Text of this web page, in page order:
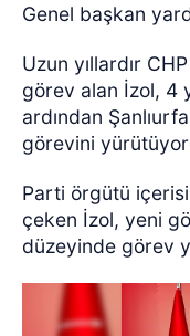
Genel başkan
Uzun yıllardır
görev alan İzol, 4
ardından
görevini
Parti örgütü
çeken İzol, yeni
düzeyinde görev